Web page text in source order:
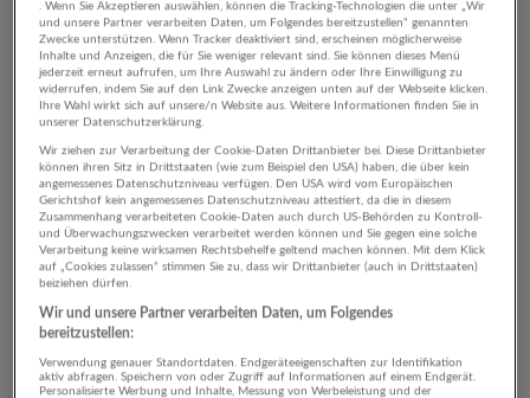
. Wenn Sie Akzeptieren auswählen, können die Tracking-Technologien die unter „Wir
und unsere Partner verarbeiten Daten, um Folgendes bereitzustellen“ genannten
Zwecke unterstützen. Wenn Tracker deaktiviert sind, erscheinen möglicherweise
Inhalte und Anzeigen, die für Sie weniger relevant sind. Sie können dieses Menü
jederzeit erneut aufrufen, um Ihre Auswahl zu ändern oder Ihre Einwilligung zu
widerrufen, indem Sie auf den Link Zwecke anzeigen unten auf der Webseite klicken.
Ihre Wahl wirkt sich auf unsere/n Website aus. Weitere Informationen finden Sie in
unserer Datenschutzerklärung.
Wir ziehen zur Verarbeitung der Cookie-Daten Drittanbieter bei. Diese Drittanbieter
können ihren Sitz in Drittstaaten (wie zum Beispiel den USA) haben, die über kein
angemessenes Datenschutzniveau verfügen. Den USA wird vom Europäischen
Gerichtshof kein angemessenes Datenschutzniveau attestiert, da die in diesem
Zusammenhang verarbeiteten Cookie-Daten auch durch US-Behörden zu Kontroll-
und Überwachungszwecken verarbeitet werden können und Sie gegen eine solche
Verarbeitung keine wirksamen Rechtsbehelfe geltend machen können. Mit dem Klick
auf „Cookies zulassen“ stimmen Sie zu, dass wir Drittanbieter (auch in Drittstaaten)
beiziehen dürfen.
Wir und unsere Partner verarbeiten Daten, um Folgendes
bereitzustellen:
Verwendung genauer Standortdaten. Endgeräteeigenschaften zur Identifikation
aktiv abfragen. Speichern von oder Zugriff auf Informationen auf einem Endgerät.
Personalisierte Werbung und Inhalte, Messung von Werbeleistung und der